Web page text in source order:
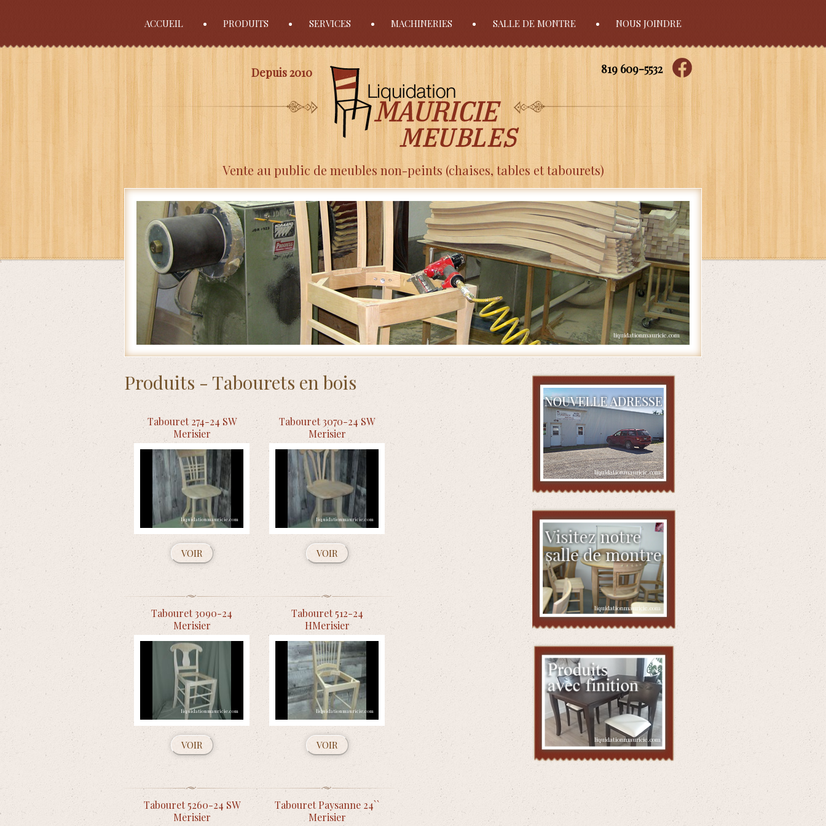
ACCUEIL PRODUITS SERVICES MACHINERIES SALLE DE MONTRE NOUS JOINDRE
819 609-5532
Depuis 2010
Vente au public de meubles non-peints (chaises, tables et tabourets)
Accueil/Produits/Tabourets en bois
Produits - Tabourets en bois
Tabouret 274-24 SW
Merisier
VOIR
Tabouret 3070-24 SW
Merisier
VOIR
Tabouret 3090-24
Merisier
VOIR
Tabouret 512-24
HMerisier
VOIR
Tabouret 5260-24 SW
Merisier
Tabouret Paysanne 24``
Merisier